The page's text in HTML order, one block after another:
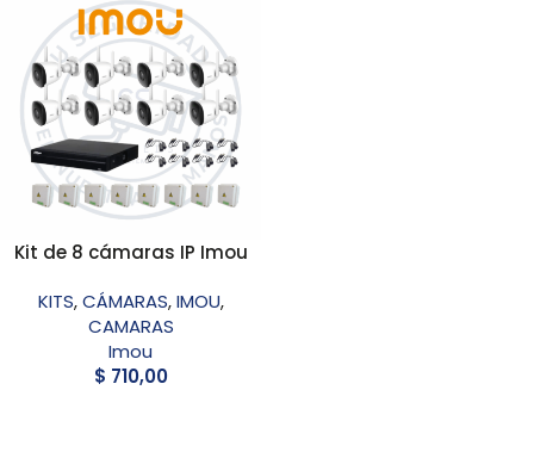
Kit de 8 cámaras IP Imou
KITS,CÁMARAS,IMOU,
CAMARAS
Imou
$ 710,00